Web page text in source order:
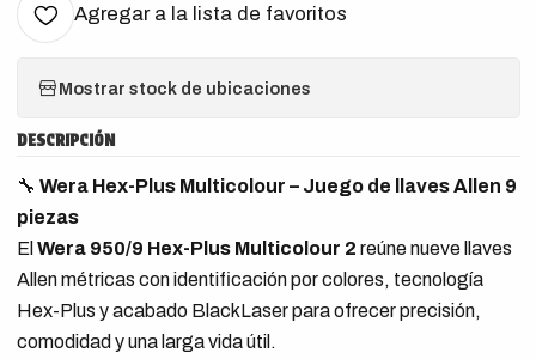
Agregar a la lista de favoritos
Mostrar stock de ubicaciones
DESCRIPCIÓN
🔧 Wera Hex-Plus Multicolour – Juego de llaves Allen 9
piezas
El Wera 950/9 Hex-Plus Multicolour 2 reúne nueve llaves
Allen métricas con identificación por colores, tecnología
Hex-Plus y acabado BlackLaser para ofrecer precisión,
comodidad y una larga vida útil.